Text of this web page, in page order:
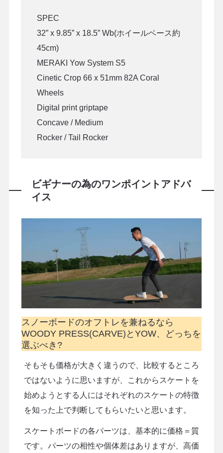
SPEC
32” x 9.85” x 18.5” Wb(ホイールベース約
45cm)
MERAKI Yow System S5
Cinetic Crop 66 x 51mm 82A Coral
Wheels
Digital print griptape
Concave / Medium
Rocker / Tail Rocker
ビギナーの為のワンポイントアドバ
イス
スノーボードのオフトレを兼ねるなら
WOODY PRESS(CARVE)とYOW、どっちを
選ぶべき?
そもそも価格が大きく違うので、比較するところ
ではないように思いますが、これからスケートを
始めようとする人にはそれぞれのスケートの特徴
を知った上で判断してもらいたいと思います。
スケートボードの各パーツは、基本的に価格＝質
です。パーツの相性や個体差はありますが、高価